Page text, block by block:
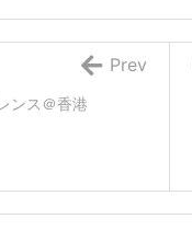
ンス＠香港
Prev